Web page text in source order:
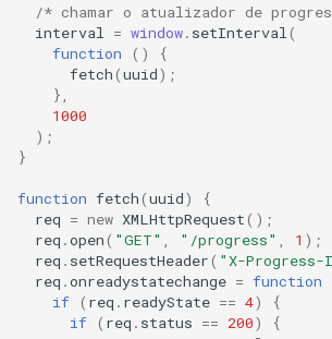
/* chamar o atualizador de
interval
= window. setInterval (
function
()
{
fetch(uuid);
},
1000
);
}
function fetch(uuid)
{
req = new XMLHttpRequest();
req .open( "GET" "/progress" 1 );
req . setRequestHeader( "X-Progress-
req .onreadystatechange = function
if ( req . readyState == 4)
{
if ( req . status == 200)
{